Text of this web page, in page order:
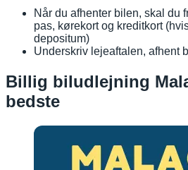
Når du afhenter bilen, skal du
pas, kørekort og kreditkort
depositum)
Underskriv lejeaftalen, afhent
Billig biludlejning
bedste